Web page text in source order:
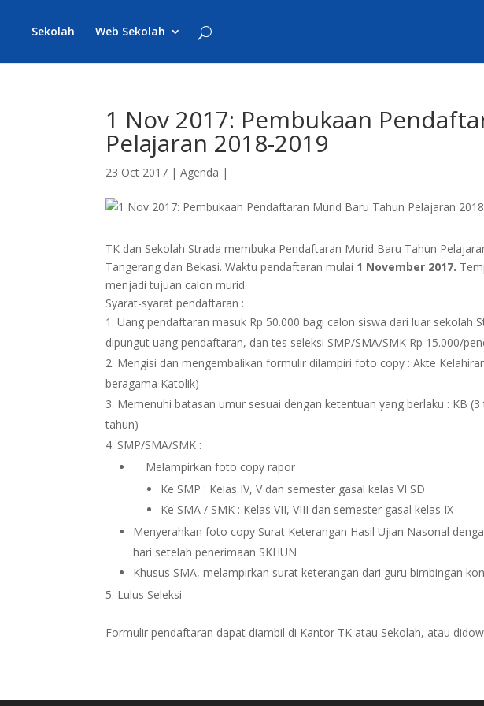
Sekolah Web Sekolah
1 Nov 2017: Pembukaan
Pelajaran 2018-2019
23 Oct 2017 |Agenda |
TK dan Sekolah Strada membuka Pendaftaran Murid Baru Tahun
Tangerang dan Bekasi. Waktu pendaftaran mulai 1 November 2017.
menjadi tujuan calon murid.
Syarat-syarat pendaftaran :
Uang pendaftaran masuk Rp 50.000 bagi calon siswa dari luar sekolah
dipungut uang pendaftaran, dan tes seleksi SMP/SMA/SMK Rp 15.000/
Mengisi dan mengembalikan formulir dilampiri foto copy : Akte
beragama Katolik)
Memenuhi batasan umur sesuai dengan ketentuan yang berlaku : KB
tahun)
SMP/SMA/SMK :
Melampirkan foto copy rapor
Ke SMP : Kelas IV, V dan semester gasal kelas VI SD
Ke SMA / SMK : Kelas VII, VIII dan semester gasal kelas IX
Menyerahkan foto copy Surat Keterangan Hasil Ujian Nasonal
hari setelah penerimaan SKHUN
Khusus SMA, melampirkan surat keterangan dari guru bimbingan
Lulus Seleksi
Formulir pendaftaran dapat diambil di Kantor TK atau Sekolah, atau